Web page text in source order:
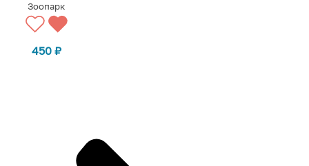
Зоопарк
450 ₽